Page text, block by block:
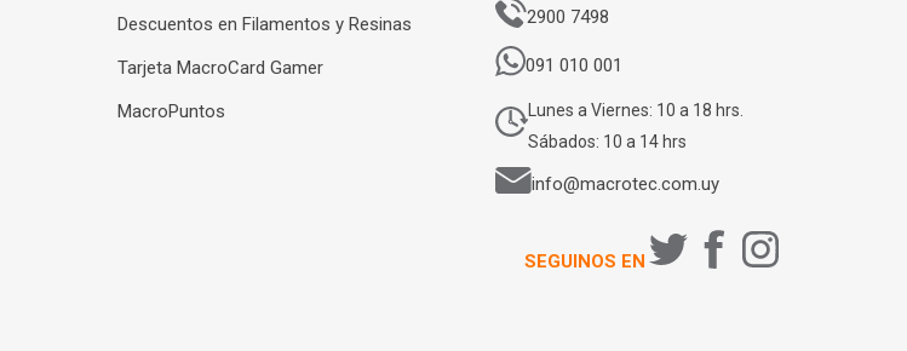
Descuentos en Filamentos y Resinas
Tarjeta MacroCard Gamer
MacroPuntos
2900 7498
091 010 001
Lunes a Viernes: 10 a 18 hrs.
Sábados: 10 a 14 hrs
info@macrotec.com.uy
SEGUINOS EN